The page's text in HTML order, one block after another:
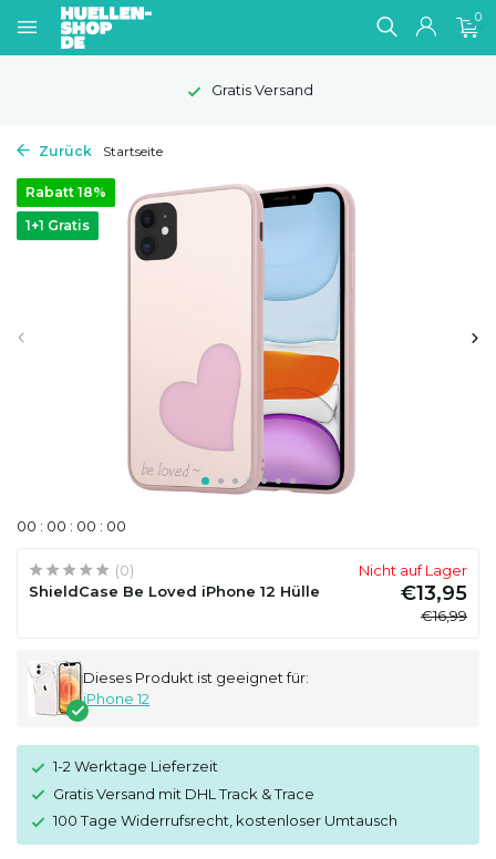
0
Gratis Versand
Zurück Startseite
Rabatt 18%
1+1 Gratis
00 : 00 : 00 : 00
(0)
ShieldCase Be Loved iPhone 12 Hülle
Nicht auf Lager
€13,95
€16,99
Dieses Produkt ist geeignet für:
iPhone 12
1-2 Werktage Lieferzeit
Gratis Versand mit DHL Track & Trace
100 Tage Widerrufsrecht, kostenloser Umtausch